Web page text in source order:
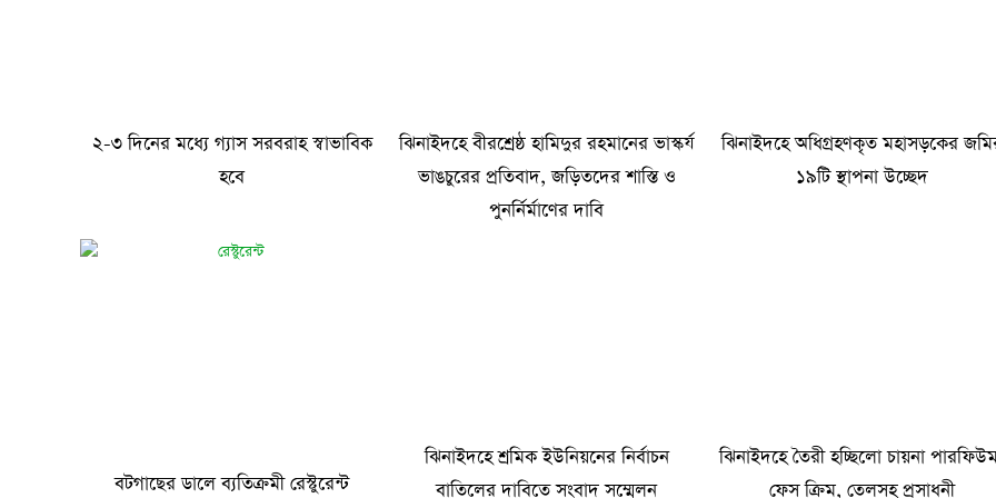
২-৩ দিনের মধ্যে গ্যাস সরবরাহ স্বাভাবিক
হবে
ঝিনাইদহে বীরশ্রেষ্ঠ হামিদুর রহমানের ভাস্কর্য
ভাঙচুরের প্রতিবাদ, জড়িতদের শাস্তি ও
পুনর্নির্মাণের দাবি
ঝিনাইদহে অধিগ্রহণকৃত মহাসড়কের
১৯টি স্থাপনা উচ্ছেদ
বটগাছের ডালে ব্যতিক্রমী রেস্টুরেন্ট
ঝিনাইদহে শ্রমিক ইউনিয়নের নির্বাচন
বাতিলের দাবিতে সংবাদ সম্মেলন
ঝিনাইদহে তৈরী হচ্ছিলো চায়না
ফেস ক্রিম, তেলসহ প্রসাধনী